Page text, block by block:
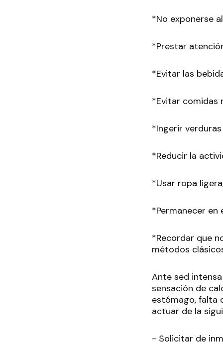
*No exponerse
*Prestar
*Evitar las
*Evitar comidas
*Ingerir
*Reducir la
*Usar ropa
*Permanecer en
*Recordar que
métodos
Ante sed
sensación de
estómago, falta
actuar de la
- Solicitar de